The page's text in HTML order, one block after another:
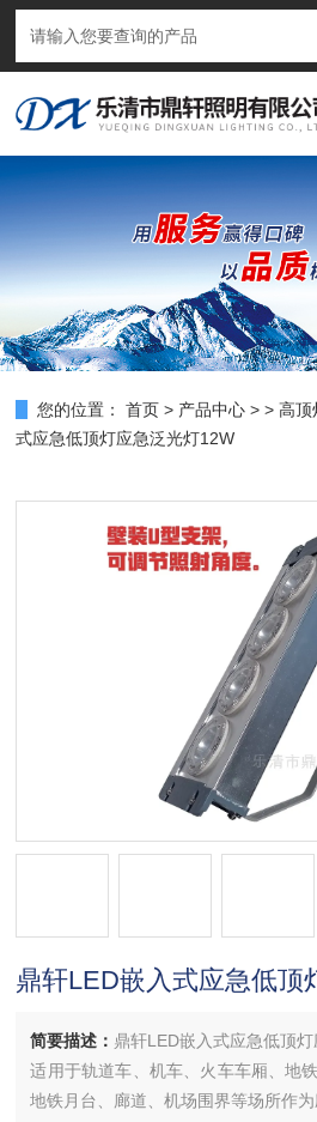
您的位置： 首页 > 产品中心 > >高顶
式应急低顶灯应急泛光灯12W
鼎轩LED嵌入式应急低顶
简要描述： 鼎轩LED嵌入式应急低顶
适用于轨道车、机车、火车车厢、地
地铁月台、廊道、机场围界等场所作为